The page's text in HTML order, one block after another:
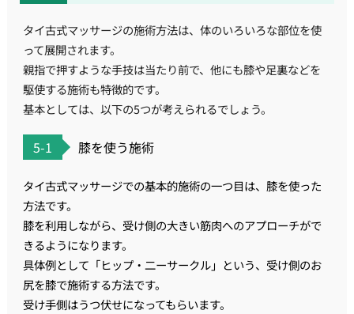
タイ古式マッサージの施術方法は、体のいろいろな部位を使
って展開されます。
親指で押すような手技は当たり前で、他にも膝や足裏などを
駆使する施術も特徴的です。
基本としては、以下の5つが考えられるでしょう。
5-1 膝を使う施術
タイ古式マッサージでの基本的施術の一つ目は、膝を使った
方法です。
膝を利用しながら、受け側の大きい筋肉へのアプローチがで
きるようになります。
具体例として「ヒップ・二ーサークル」という、受け側のお
尻を膝で施術する方法です。
受け手側はうつ伏せになってもらいます。